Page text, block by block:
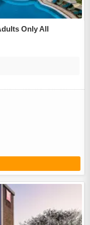
Only All